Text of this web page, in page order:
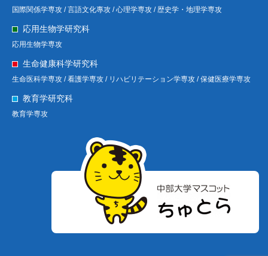
国際関係学専攻 / 言語文化專攻 / 心理学専攻 / 歴史学・地理学専攻
応用生物学研究科
応用生物学専攻
生命健康科学研究科
生命医科学専攻 / 看護学専攻 / リハビリテーション学専攻 / 保健医療学専攻
教育学研究科
教育学専攻